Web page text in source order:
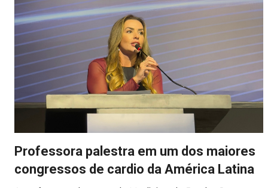
Professora palestra em um dos maiores
congressos de cardio da América Latina